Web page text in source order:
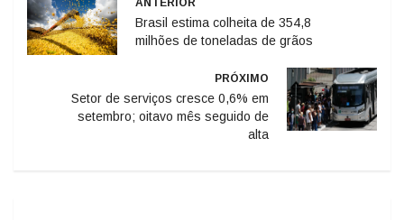
ANTERIOR
Brasil estima colheita de 354,8
milhões de toneladas de grãos
PRÓXIMO
Setor de serviços cresce 0,6% em
setembro; oitavo mês seguido de
alta